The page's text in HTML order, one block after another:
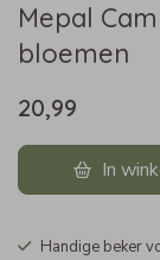
Mepal
bloemen
20,99
In
Handige beker